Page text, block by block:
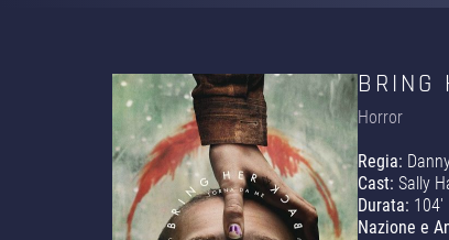
BRING
Horror
Regia:
Cast: Sally
Durata: 104'
Nazione e